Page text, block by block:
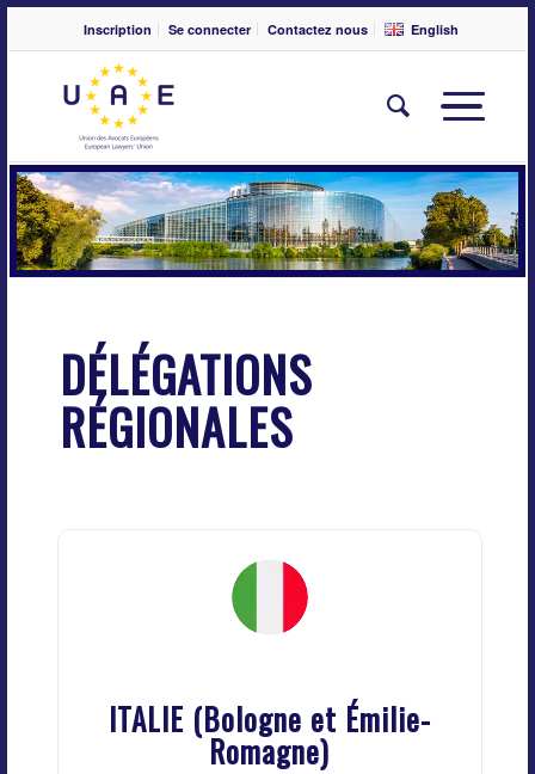
Inscription Se connecter Contactez nous English
DÉLÉGATIONS
RÉGIONALES
ITALIE (Bologne et Émilie-
Romagne)